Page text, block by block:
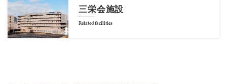
三栄会施設
Related facilities